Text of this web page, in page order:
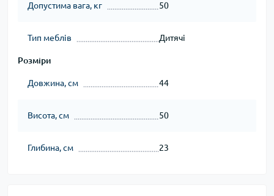
Допустима вага, кг 50
Тип меблів Дитячі
Розміри
Довжина, см 44
Висота, см 50
Глибина, см 23